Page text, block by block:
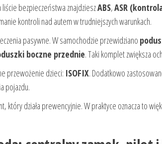
bezpieczeństwa znajdzieszABS,ASR
kontroli nad autem w trudniejszych warunkach.
pasywne. W samochodzie przewidziano
boczne przednie. Taki komplet zwiększa
przewożenie dzieci: ISOFIX. Dodatkowo
pojazdu.
który działa prewencyjnie. W praktyce oznacza to